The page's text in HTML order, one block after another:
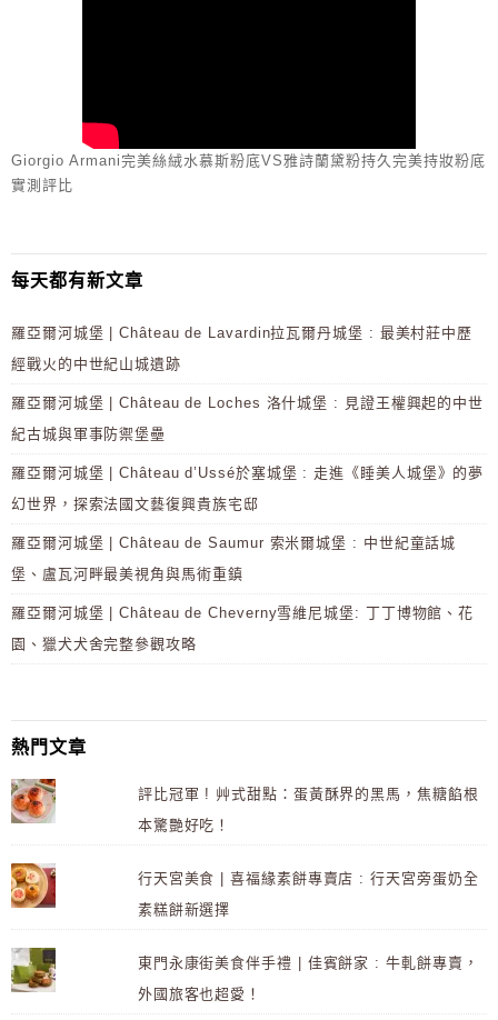
Giorgio Armani完美絲絨水慕斯粉底VS雅詩蘭黛粉持久完美持妝粉底
實測評比
每天都有新文章
羅亞爾河城堡 | Château de Lavardin拉瓦爾丹城堡 : 最美村莊中歷
經戰火的中世紀山城遺跡
羅亞爾河城堡 | Château de Loches 洛什城堡 : 見證王權興起的中世
紀古城與軍事防禦堡壘
羅亞爾河城堡 | Château d’Ussé於塞城堡 : 走進《睡美人城堡》的夢
幻世界，探索法國文藝復興貴族宅邸
羅亞爾河城堡 | Château de Saumur 索米爾城堡 : 中世紀童話城
堡、盧瓦河畔最美視角與馬術重鎮
羅亞爾河城堡 | Château de Cheverny雪維尼城堡: 丁丁博物館、花
園、獵犬犬舍完整參觀攻略
熱門文章
評比冠軍 ! 艸式甜點：蛋黃酥界的黑馬，焦糖餡根
本驚艷好吃！
行天宮美食 | 喜福緣素餅專賣店 : 行天宮旁蛋奶全
素糕餅新選擇
東門永康街美食伴手禮 | 佳賓餅家 : 牛軋餅專賣，
外國旅客也超愛！